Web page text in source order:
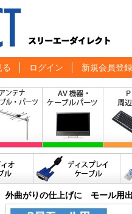
ログイン 新規会員登録
外曲がりの仕上げに モール